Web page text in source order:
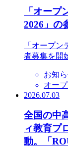
「オープ
2026」の
「オープ
者募集を開
お知
オー
2026.07.03
全国の中
ィ教育プ
動。「